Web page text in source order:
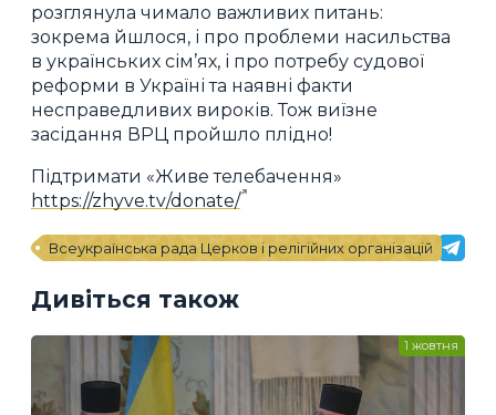
розглянула чимало важливих питань:
зокрема йшлося, і про проблеми насильства
в українських сім’ях, і про потребу судової
реформи в Україні та наявні факти
несправедливих вироків. Тож виїзне
засідання ВРЦ пройшло плідно!
Підтримати «Живе телебачення»
https://zhyve.tv/donate/
Всеукраїнська рада Церков і релігійних організацій
Дивіться також
1 жовтня